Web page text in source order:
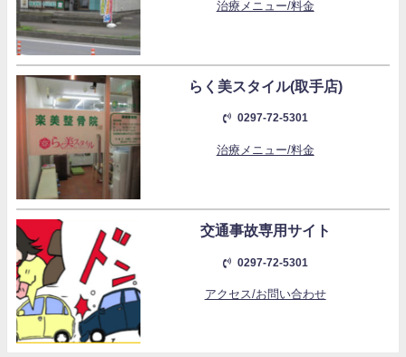
治療メニュー/料金
らく美スタイル(取手店)
0297-72-5301
治療メニュー/料金
交通事故専用サイト
0297-72-5301
アクセス/お問い合わせ